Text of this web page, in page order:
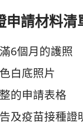
申請材料清
6個月的護照
白底照片
的申請表格
及疫苗接種證